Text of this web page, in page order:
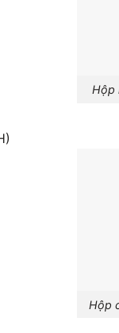
Hộp
Hộp